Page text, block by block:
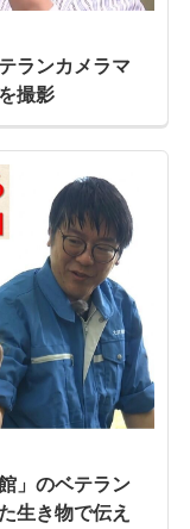
ランカメラマ
撮影
」のベテラン
生き物で伝え